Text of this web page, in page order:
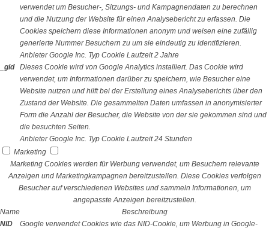
verwendet um Besucher-, Sitzungs- und Kampagnendaten zu berechnen
und die Nutzung der Website für einen Analysebericht zu erfassen. Die
Cookies speichern diese Informationen anonym und weisen eine zufällig
generierte Nummer Besuchern zu um sie eindeutig zu identifizieren.
Anbieter Google Inc. Typ Cookie Laufzeit 2 Jahre
_gid
Dieses Cookie wird von Google Analytics installiert. Das Cookie wird
verwendet, um Informationen darüber zu speichern, wie Besucher eine
Website nutzen und hilft bei der Erstellung eines Analyseberichts über den
Zustand der Website. Die gesammelten Daten umfassen in anonymisierter
Form die Anzahl der Besucher, die Website von der sie gekommen sind und
die besuchten Seiten.
Anbieter Google Inc. Typ Cookie Laufzeit 24 Stunden
Marketing
Marketing Cookies werden für Werbung verwendet, um Besuchern relevante
Anzeigen und Marketingkampagnen bereitzustellen. Diese Cookies verfolgen
Besucher auf verschiedenen Websites und sammeln Informationen, um
angepasste Anzeigen bereitzustellen.
Name
Beschreibung
NID
Google verwendet Cookies wie das NID-Cookie, um Werbung in Google-